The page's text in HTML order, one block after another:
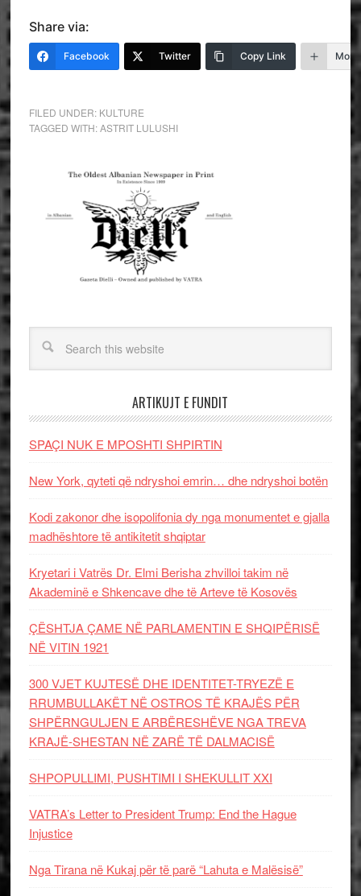
Share via:
Facebook Twitter Copy Link More
FILED UNDER: KULTURE
TAGGED WITH:ASTRIT LULUSHI
ARTIKUJT E FUNDIT
SPAÇI NUK E MPOSHTI SHPIRTIN
New York, qyteti që ndryshoi emrin… dhe ndryshoi botën
Kodi zakonor dhe isopolifonia dy nga monumentet e gjalla
madhështore të antikitetit shqiptar
Kryetari i Vatrës Dr. Elmi Berisha zhvilloi takim në
Akademinë e Shkencave dhe të Arteve të Kosovës
ÇËSHTJA ÇAME NË PARLAMENTIN E SHQIPËRISË
NË VITIN 1921
300 VJET KUJTESË DHE IDENTITET-TRYEZË E
RRUMBULLAKËT NË OSTROS TË KRAJËS PËR
SHPËRNGULJEN E ARBËRESHËVE NGA TREVA
KRAJË-SHESTAN NË ZARË TË DALMACISË
SHPOPULLIMI, PUSHTIMI I SHEKULLIT XXI
VATRA’s Letter to President Trump: End the Hague
Injustice
Nga Tirana në Kukaj për të parë “Lahuta e Malësisë”